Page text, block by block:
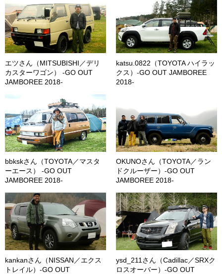
エツさん（MITSUBISHI／デリ
カスターワゴン） -GO OUT
JAMBOREE 2018-
katsu.0822（TOYOTA ハイラッ
クス）-GO OUT JAMBOREE
2018-
bbkskさん（TOYOTA／マスタ
ーエース） -GO OUT
JAMBOREE 2018-
OKUNOさん（TOYOTA／ラン
ドクルーザー）-GO OUT
JAMBOREE 2018-
kankanさん（NISSAN／エクス
トレイル）-GO OUT
ysd_211さん（Cadillac／SRXク
ロスオーバー）-GO OUT